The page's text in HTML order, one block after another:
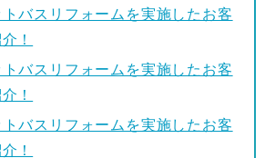
バスリフォームを実施したお客
！
バスリフォームを実施したお客
！
バスリフォームを実施したお客
！